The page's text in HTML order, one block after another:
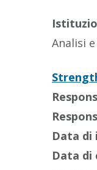
Analisi
Data di
Data di